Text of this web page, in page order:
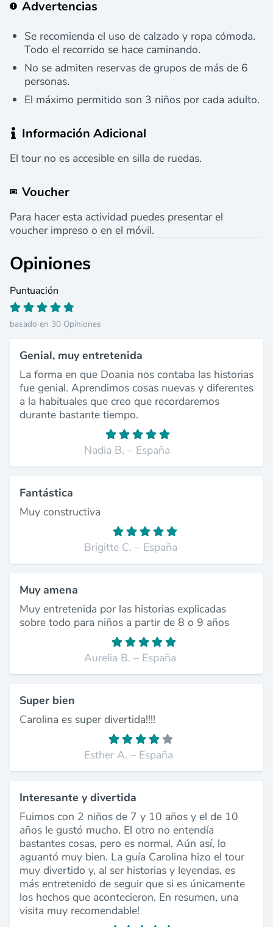
Advertencias
Se recomienda el uso de calzado y ropa cómoda.
Todo el recorrido se hace caminando.
No se admiten reservas de grupos de más de 6
personas.
El máximo permitido son 3 niños por cada adulto.
Información Adicional
El tour no es accesible en silla de ruedas.
Voucher
Para hacer esta actividad puedes presentar el
voucher impreso o en el móvil.
Opiniones
Puntuación
basado en 30 Opiniones
Genial, muy entretenida
La forma en que Doania nos contaba las historias
fue genial. Aprendimos cosas nuevas y diferentes
a la habituales que creo que recordaremos
durante bastante tiempo.
Nadia B. – España
Fantástica
Muy constructiva
Brigitte C. – España
Muy amena
Muy entretenida por las historias explicadas
sobre todo para niños a partir de 8 o 9 años
Aurelia B. – España
Super bien
Carolina es super divertida!!!!
Esther A. – España
Interesante y divertida
Fuimos con 2 niños de 7 y 10 años y el de 10
años le gustó mucho. El otro no entendía
bastantes cosas, pero es normal. Aún así, lo
aguantó muy bien. La guía Carolina hizo el tour
muy divertido y, al ser historias y leyendas, es
más entretenido de seguir que si es únicamente
los hechos que acontecieron. En resumen, una
visita muy recomendable!